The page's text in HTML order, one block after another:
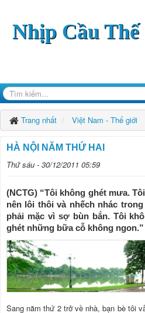
Nhịp Cầu
Trang nhất Việt Nam - Thế giới
HÀ NỘI NĂM THỨ HAI
Thứ sáu - 30/12/2011 05:59
(NCTG) “Tôi không ghét mưa.
nên lôi thôi và nhếch nhác
phải mặc vì sợ bùn bắn. Tôi
ghét những bữa cỗ không ngon.”
Sang năm thứ 2 trở về nhà, bạn bè tôi